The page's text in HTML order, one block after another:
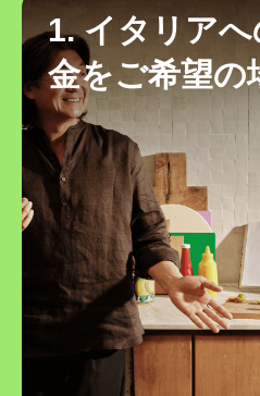
1. イタリアへ
金をご希望の